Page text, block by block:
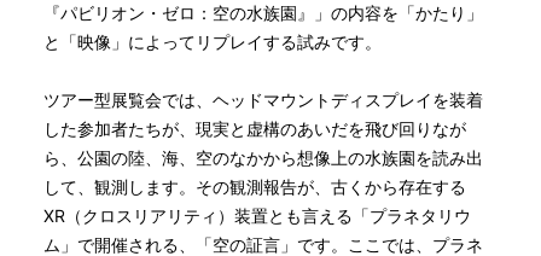
『パビリオン・ゼロ：空の水族園』」の内容を「かたり」
と「映像」によってリプレイする試みです。
ツアー型展覧会では、ヘッドマウントディスプレイを装着
した参加者たちが、現実と虚構のあいだを飛び回りなが
ら、公園の陸、海、空のなかから想像上の水族園を読み出
して、観測します。その観測報告が、古くから存在する
XR（クロスリアリティ）装置とも言える「プラネタリウ
ム」で開催される、「空の証言」です。ここでは、プラネ